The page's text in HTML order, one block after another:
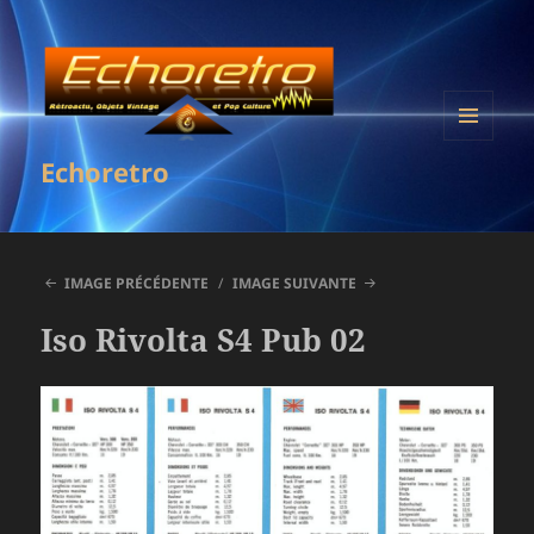
Echoretro
IMAGE PRÉCÉDENTE IMAGE SUIVANTE
Iso Rivolta S4 Pub 02